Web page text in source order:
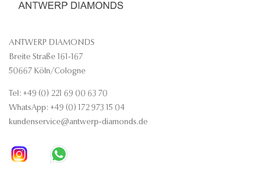
ANTWERP DIAMONDS
Breite Straße 161-167
50667 Köln/Cologne
Tel: +49 (0) 221 69 00 63 70
WhatsApp: +49 (0) 172 973 15 04
kundenservice@antwerp-diamonds.de